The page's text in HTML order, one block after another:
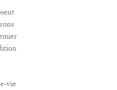
vie